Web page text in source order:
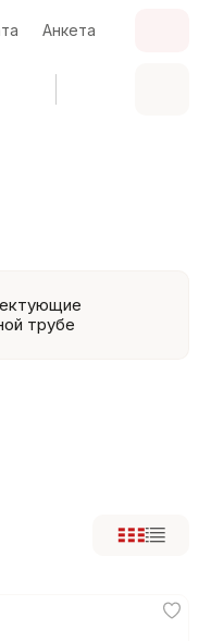
Анкета
трубе